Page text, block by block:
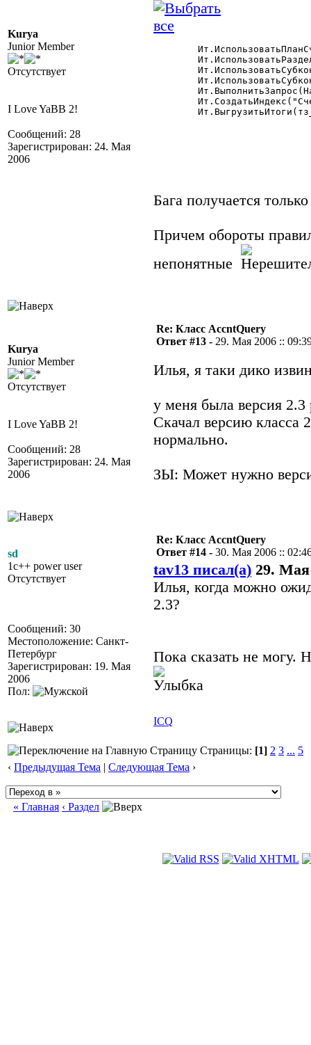
Kurya
Junior Member
Отсутствует
I Love YaBB 2!
Сообщений: 28
Зарегистрирован: 24. Мая
2006
Бага получается
Причем обороты
непонятные
Kurya
Junior Member
Отсутствует
I Love YaBB 2!
Сообщений: 28
Зарегистрирован: 24. Мая
2006
Re: Класс AccntQuery
Ответ #13 - 29. Мая 2006 ::
Илья, я таки дико
у меня была версия 2.3
Скачал версию класса
нормально.
ЗЫ: Может нужно
sd
1c++ power user
Отсутствует
Сообщений: 30
Местоположение: Санкт-
Петербург
Зарегистрирован: 19. Мая
2006
Пол:
Re: Класс AccntQuery
Ответ #14 - 30. Мая 2006 ::
tav13 писал(а) 29. Мая
Илья, когда можно
2.3?
Пока сказать не могу.
ICQ
Страницы: [1] 2 3 ... 5
‹ Предыдущая Тема | Следующая Тема ›
« Главная ‹ Раздел